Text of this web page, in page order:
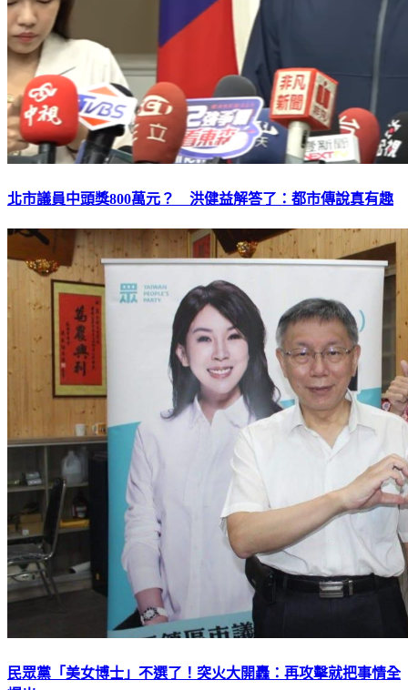
北市議員中頭獎800萬元？ 洪健益解答了：都市傳說真有趣
民眾黨「美女博士」不選了！突火大開轟：再攻擊就把事情全